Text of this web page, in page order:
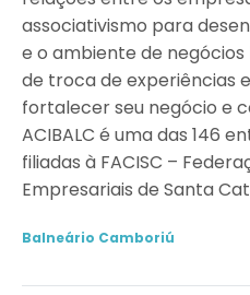
associativismo para
e o ambiente de negócios
de troca de experiências
fortalecer seu negócio e
ACIBALC é uma das 146
filiadas à FACISC –
Empresariais de Santa
Balneário Camboriú